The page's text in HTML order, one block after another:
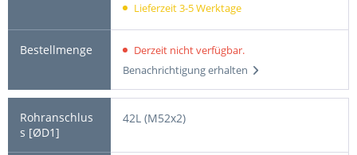
Lieferzeit 3-5 Werktage
Derzeit nicht verfügbar.
Benachrichtigung erhalten
42L (M52x2)